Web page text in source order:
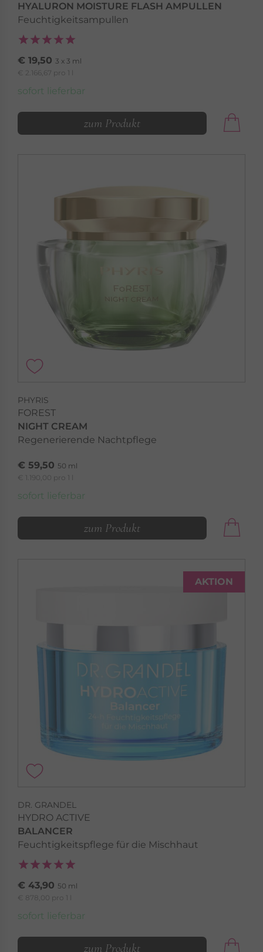
HYALURON MOISTURE FLASH AMPULLEN
Feuchtigkeitsampullen
€ 19,50 3 x 3 ml
€ 2.166,67 pro 1 l
sofort lieferbar
zum Produkt
PHYRIS
FOREST
NIGHT CREAM
Regenerierende Nachtpflege
€ 59,50 50 ml
€ 1.190,00 pro 1 l
sofort lieferbar
zum Produkt
AKTION
DR. GRANDEL
HYDRO ACTIVE
BALANCER
Feuchtigkeitspflege für die Mischhaut
€ 43,90 50 ml
€ 878,00 pro 1 l
sofort lieferbar
zum Produkt